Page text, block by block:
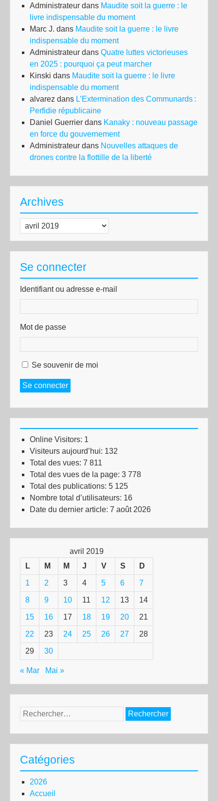
Administrateur dans Maudite soit la guerre : le
livre indispensable du moment
Marc J. dans Maudite soit la guerre : le livre
indispensable du moment
Administrateur dans Quatre luttes victorieuses
en 2025 : pourquoi ça peut marcher
Kinski dans Maudite soit la guerre : le livre
indispensable du moment
alvarez dans L’Extermination des Communards :
Perfidie républicaine
Daniel Guerrier dans Kanaky : nouveau passage
en force du gouvernement
Administrateur dans Nouvelles attaques de
drones contre la flottille de la liberté
Archives
Archives
Se connecter
Identifiant ou adresse e-mail
Mot de passe
Se souvenir de moi
Se connecter
Online Visitors: 1
Visiteurs aujourd’hui: 132
Total des vues: 7 811
Total des vues de la page: 3 778
Total des publications: 5 125
Nombre total d’utilisateurs: 16
Date du dernier article: 7 août 2026
avril 2019
L
M M J V S D
1 2 3 4 5 6 7
8 9 10 11 12 13 14
15 16 17 18 19 20 21
22 23 24 25 26 27 28
29 30
« Mar Mai »
Rechercher :
Catégories
2026
Accueil